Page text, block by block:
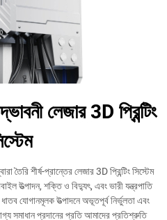
লেজার 3D প্রিন্টিং
তৈরি শীর্ষ-প্রান্তের লেজার 3D প্রিন্টিং সিস্টেম
উত্পাদন, শক্তি ও বিদ্যুৎ, এবং ভারী যন্ত্রপাতি
যোগানমূলক উত্পাদনে অভূতপূর্ব নির্ভুলতা এবং
সমাধান প্রদানের প্রতি আমাদের প্রতিশ্রুতি